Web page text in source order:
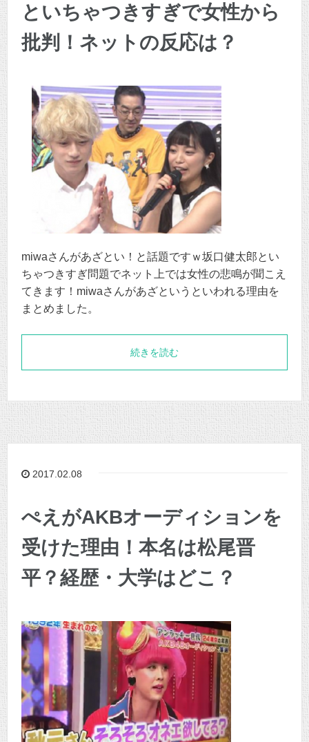
といちゃつきすぎで女性から
批判！ネットの反応は？
miwaさんがあざとい！と話題ですｗ坂口健太郎とい
ちゃつきすぎ問題でネット上では女性の悲鳴が聞こえ
てきます！miwaさんがあざというといわれる理由を
まとめました。
続きを読む
2017.02.08
ぺえがAKBオーディションを
受けた理由！本名は松尾晋
平？経歴・大学はどこ？